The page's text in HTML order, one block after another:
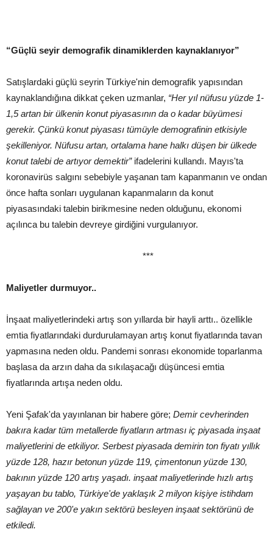
“Güçlü seyir demografik dinamiklerden kaynaklanıyor”
Satışlardaki güçlü seyrin Türkiye'nin demografik yapısından
kaynaklandığına dikkat çeken uzmanlar, “Her yıl nüfusu yüzde 1-
1,5 artan bir ülkenin konut piyasasının da o kadar büyümesi
gerekir. Çünkü konut piyasası tümüyle demografinin etkisiyle
şekilleniyor. Nüfusu artan, ortalama hane halkı düşen bir ülkede
konut talebi de artıyor demektir”ifadelerini kullandı. Mayıs'ta
koronavirüs salgını sebebiyle yaşanan tam kapanmanın ve ondan
önce hafta sonları uygulanan kapanmaların da konut
piyasasındaki talebin birikmesine neden olduğunu, ekonomi
açılınca bu talebin devreye girdiğini vurgulanıyor.
***
Maliyetler durmuyor..
İnşaat maliyetlerindeki artış son yıllarda bir hayli arttı.. özellikle
emtia fiyatlarındaki durdurulamayan artış konut fiyatlarında tavan
yapmasına neden oldu. Pandemi sonrası ekonomide toparlanma
başlasa da arzın daha da sıkılaşacağı düşüncesi emtia
fiyatlarında artışa neden oldu.
Yeni Şafak'da yayınlanan bir habere göre; Demir cevherinden
bakıra kadar tüm metallerde fiyatların artması iç piyasada inşaat
maliyetlerini de etkiliyor. Serbest piyasada demirin ton fiyatı yıllık
yüzde 128, hazır betonun yüzde 119, çimentonun yüzde 130,
bakının yüzde 120 artış yaşadı. inşaat maliyetlerinde hızlı artış
yaşayan bu tablo, Türkiye'de yaklaşık 2 milyon kişiye istihdam
sağlayan ve 200'e yakın sektörü besleyen inşaat sektörünü de
etkiledi.